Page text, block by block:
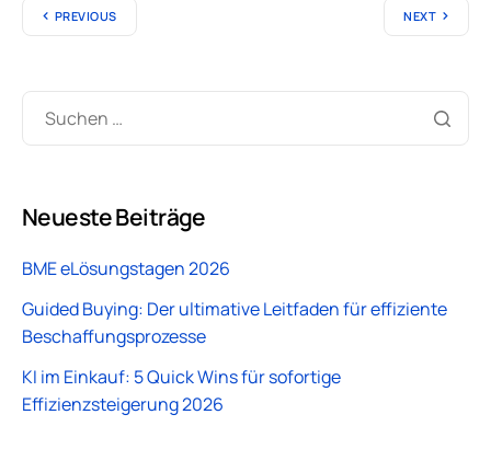
PREVIOUS NEXT
Neueste Beiträge
BME eLösungstagen 2026
Guided Buying: Der ultimative Leitfaden für effiziente
Beschaffungsprozesse
KI im Einkauf: 5 Quick Wins für sofortige
Effizienzsteigerung 2026